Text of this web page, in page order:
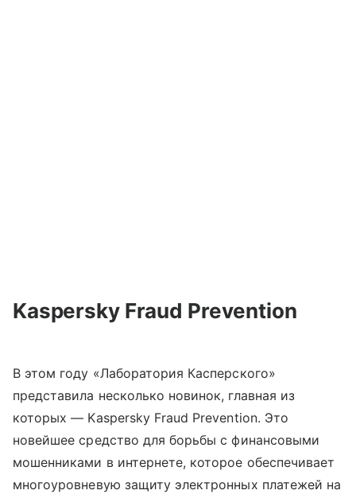
Kaspersky Fraud Prevention
В этом году «Лаборатория Касперского»
представила несколько новинок, главная из
которых — Kaspersky Fraud Prevention. Это
новейшее средство для борьбы с финансовыми
мошенниками в интернете, которое обеспечивает
многоуровневую защиту электронных платежей на